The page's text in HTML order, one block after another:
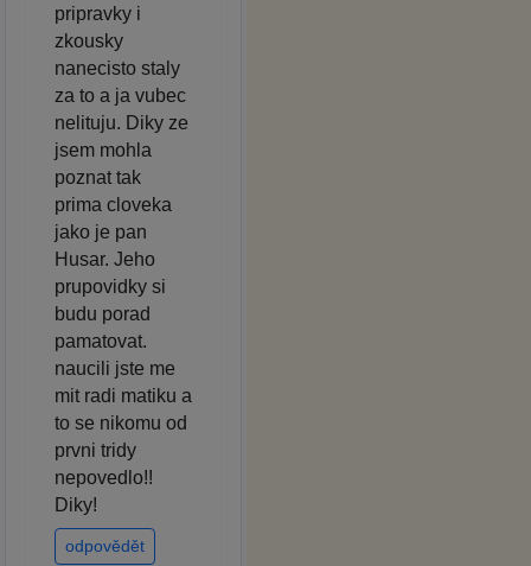
pripravky i
zkousky
nanecisto staly
za to a ja vubec
nelituju. Diky ze
jsem mohla
poznat tak
prima cloveka
jako je pan
Husar. Jeho
prupovidky si
budu porad
pamatovat.
naucili jste me
mit radi matiku a
to se nikomu od
prvni tridy
nepovedlo!!
Diky!
odpovědět